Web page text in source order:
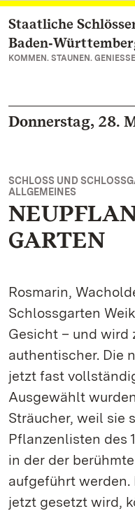
Zum Hauptinhalt
Staatliche
KOMMEN. STAUNEN.
Donnerstag, 28.
SCHLOSS UND
ALLGEMEINES
GARTEN
Rosmarin,
Schlossgarten
Gesicht – und wird
authentischer. Die
jetzt fast
Ausgewählt
Sträucher, weil sie
Pflanzenlisten des
in der der
aufgeführt werden.
jetzt gesetzt wird,